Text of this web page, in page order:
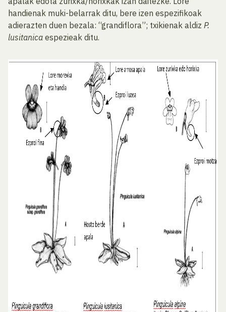
handienak muki-belarrak ditu, bere izen espezifikoak
adierazten duen bezala: “grandiflora”; txikienak aldiz P.
lusitanica espezieak ditu.